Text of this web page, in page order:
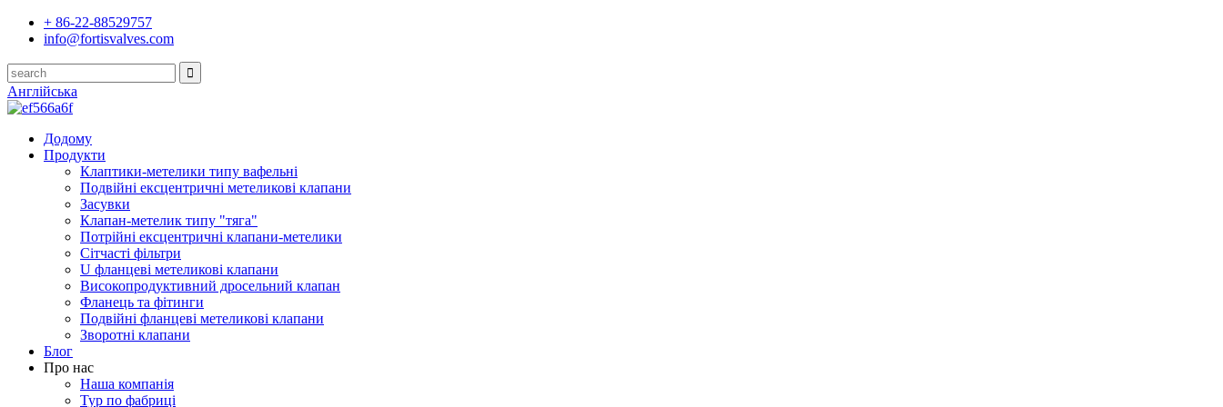
+ 86-22-88529757
info@fortisvalves.com
Англійська
Додому
Продукти
Клаптики-метелики типу вафельні
Подвійні ексцентричні метеликові клапани
Засувки
Клапан-метелик типу "тяга"
Потрійні ексцентричні клапани-метелики
Сітчасті фільтри
U фланцеві метеликові клапани
Високопродуктивний дросельний клапан
Фланець та фітинги
Подвійні фланцеві метеликові клапани
Зворотні клапани
Блог
Про нас
Наша компанія
Тур по фабриці